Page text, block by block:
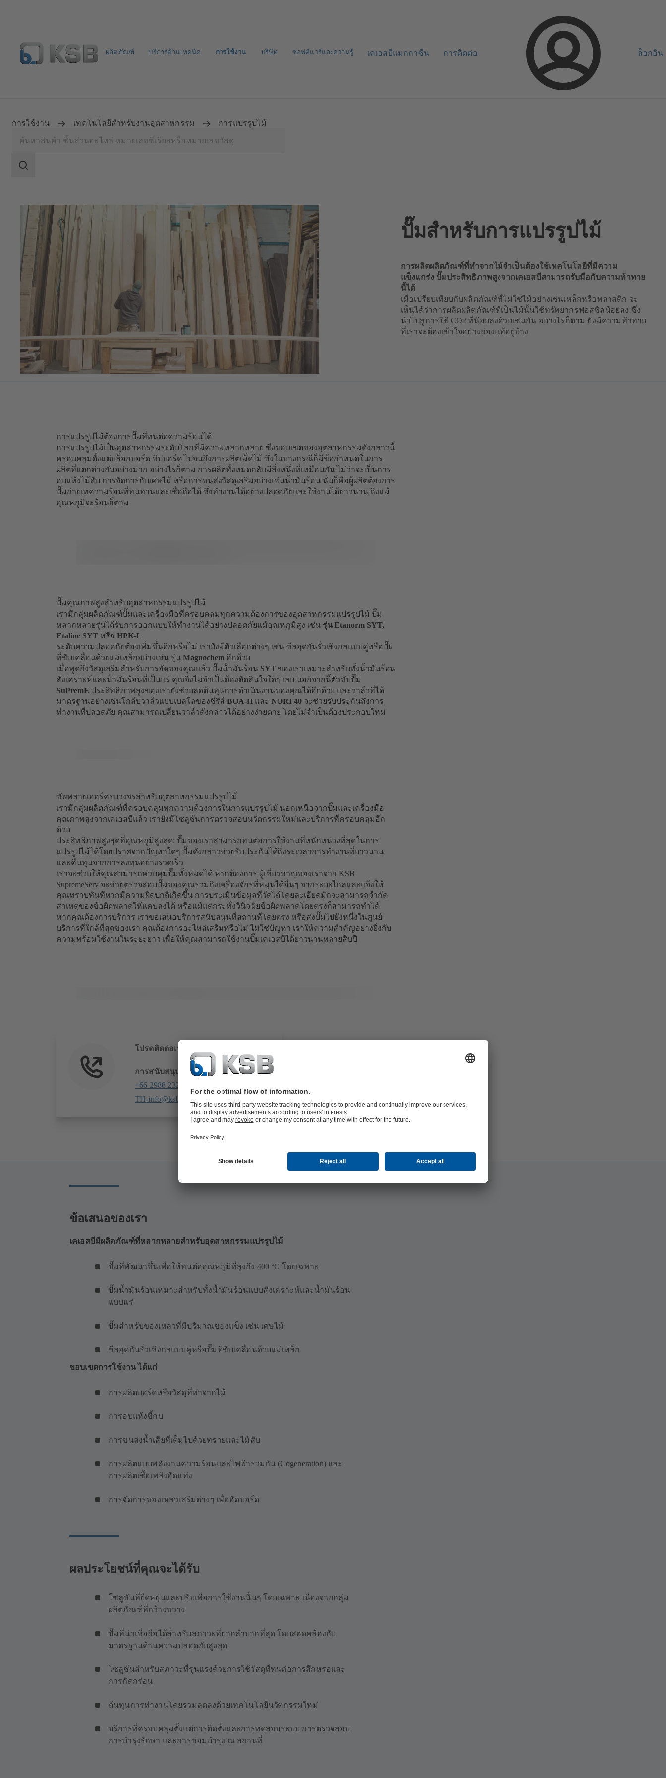
ผลิตภัณฑ์ บริการด้านเทคนิค การใช้งาน บริษัท ซอฟต์แวร์และความรู้ เคเอสบีแมกกาซีน การติดต่อ ล็อกอิน
การใช้งาน เทคโนโลยีสำหรับงานอุตสาหกรรม การแปรรูปไม้
การ
ขอบเขต
ปั๊มสำหรับการแปรรูปไม้
การผลิตผลิตภัณฑ์ที่ทำจากไม้จำเป็นต้องใช้เทคโนโลยีที่มีความ
แข็งแกร่ง ปั๊มประสิทธิภาพสูงจากเคเอสบีสามารถรับมือกับความท้าทาย
นี้ได้
เมื่อเปรียบเทียบกับผลิตภัณฑ์ที่ไม่ใช่ไม้อย่างเช่นเหล็กหรือพลาสติก จะ
เห็นได้ว่าการผลิตผลิตภัณฑ์ที่เป็นไม้นั้นใช้ทรัพยากรฟอสซิลน้อยลง ซึ่ง
นำไปสู่การใช้ CO2 ที่น้อยลงด้วยเช่นกัน อย่างไรก็ตาม ยังมีความท้าทาย
ที่เราจะต้องเข้าใจอย่างถ่องแท้อยู่บ้าง
การแปรรูปไม้ต้องการปั๊มที่ทนต่อความร้อนได้
การแปรรูปไม้เป็นอุตสาหกรรมระดับโลกที่มีความหลากหลาย ซึ่งขอบเขตของอุตสาหกรรมดังกล่าวนี้
ครอบคลุมตั้งแต่บล็อกบอร์ด ชิปบอร์ด ไปจนถึงการผลิตเม็ดไม้ ซึ่งในบางกรณีก็มีข้อกำหนดในการ
ผลิตที่แตกต่างกันอย่างมาก อย่างไรก็ตาม การผลิตทั้งหมดกลับมีสิ่งหนึ่งที่เหมือนกัน ไม่ว่าจะเป็นการ
อบแห้งไม้สับ การจัดการกับเศษไม้ หรือการขนส่งวัสดุเสริมอย่างเช่นน้ำมันร้อน นั่นก็คือผู้ผลิตต้องการ
ปั๊มถ่ายเทความร้อนที่ทนทานและเชื่อถือได้ ซึ่งทำงานได้อย่างปลอดภัยและใช้งานได้ยาวนาน ถึงแม้
อุณหภูมิจะร้อนก็ตาม
ปั๊มคุณภาพสูงสำหรับอุตสาหกรรมแปรรูปไม้
เรามีกลุ่มผลิตภัณฑ์ปั๊มและเครื่องมือที่ครอบคลุมทุกความต้องการของอุตสาหกรรมแปรรูปไม้ ปั๊ม
หลากหลายรุ่นได้รับการออกแบบให้ทำงานได้อย่างปลอดภัยแม้อุณหภูมิสูง เช่น รุ่น Etanorm SYT,
Etaline SYT หรือ HPK-L
ระดับความปลอดภัยต้องเพิ่มขึ้นอีกหรือไม่ เรายังมีตัวเลือกต่างๆ เช่น ซีลอุดกันรั่วเชิงกลแบบคู่หรือปั๊ม
ที่ขับเคลื่อนด้วยแม่เหล็กอย่างเช่น รุ่น Magnochem อีกด้วย
เมื่อพูดถึงวัสดุเสริมสำหรับการอัดของคุณแล้ว ปั๊มน้ำมันร้อน SYT ของเราเหมาะสำหรับทั้งน้ำมันร้อน
สังเคราะห์และน้ำมันร้อนที่เป็นแร่ คุณจึงไม่จำเป็นต้องตัดสินใจใดๆ เลย นอกจากนี้ตัวขับปั๊ม
SuPremE ประสิทธิภาพสูงของเรายังช่วยลดต้นทุนการดำเนินงานของคุณได้อีกด้วย และวาล์วที่ได้
มาตรฐานอย่างเช่นโกล์บวาล์วแบบเบลโลของซีรีส์ BOA-H และ NORI 40 จะช่วยรับประกันถึงการ
ทำงานที่ปลอดภัย คุณสามารถเปลี่ยนวาล์วดังกล่าวได้อย่างง่ายดาย โดยไม่จำเป็นต้องประกอบใหม่
ซัพพลายเออร์ครบวงจรสำหรับอุตสาหกรรมแปรรูปไม้
เรามีกลุ่มผลิตภัณฑ์ที่ครอบคลุมทุกความต้องการในการแปรรูปไม้ นอกเหนือจากปั๊มและเครื่องมือ
คุณภาพสูงจากเคเอสบีแล้ว เรายังมีโซลูชันการตรวจสอบนวัตกรรมใหม่และบริการที่ครอบคลุมอีก
ด้วย
ประสิทธิภาพสูงสุดที่อุณหภูมิสูงสุด: ปั๊มของเราสามารถทนต่อการใช้งานที่หนักหน่วงที่สุดในการ
แปรรูปไม้ได้โดยปราศจากปัญหาใดๆ ปั๊มดังกล่าวช่วยรับประกันได้ถึงระเวลาการทำงานที่ยาวนาน
และคืนทุนจากการลงทุนอย่างรวดเร็ว
เราจะช่วยให้คุณสามารถควบคุมปั๊มทั้งหมดได้ หากต้องการ ผู้เชี่ยวชาญของเราจาก KSB
SupremeServ จะช่วยตรวจสอบปั๊มของคุณรวมถึงเครื่องจักรที่หมุนได้อื่นๆ จากระยะไกลและแจ้งให้
คุณทราบทันทีหากมีความผิดปกติเกิดขึ้น การประเมินข้อมูลที่วัดได้โดยละเอียดมักจะสามารถจำกัด
สาเหตุของข้อผิดพลาดให้แคบลงได้ หรือแม้แต่กระทั่งวินิจฉัยข้อผิดพลาดโดยตรงก็สามารถทำได้
หากคุณต้องการบริการ เราขอเสนอบริการสนับสนุนที่สถานที่โดยตรง หรือส่งปั๊มไปยังหนึ่งในศูนย์
บริการที่ใกล้ที่สุดของเรา คุณต้องการอะไหล่เสริมหรือไม่ ไม่ใช่ปัญหา เราให้ความสำคัญอย่างยิ่งกับ
ความพร้อมใช้งานในระยะยาว เพื่อให้คุณสามารถใช้งานปั๊มเคเอสบีได้ยาวนานหลายสิบปี
โปรดติดต่อเรา
การสนับสนุนทางเทคนิค
+66 2988 2324
TH-info@ksb.com
ข้อเสนอของเรา
เคเอสบีมีผลิตภัณฑ์ที่หลากหลายสำหรับอุตสาหกรรมแปรรูปไม้
ปั๊มที่พัฒนาขึ้นเพื่อให้ทนต่ออุณหภูมิที่สูงถึง 400 °C โดยเฉพาะ
ปั๊มน้ำมันร้อนเหมาะสำหรับทั้งน้ำมันร้อนแบบสังเคราะห์และน้ำมันร้อน
แบบแร่
ปั๊มสำหรับของเหลวที่มีปริมาณของแข็ง เช่น เศษไม้
ซีลอุดกันรั่วเชิงกลแบบคู่หรือปั๊มที่ขับเคลื่อนด้วยแม่เหล็ก
ขอบเขตการใช้งาน ได้แก่
การผลิตบอร์ดหรือวัสดุที่ทำจากไม้
การอบแห้งขี้กบ
การขนส่งน้ำเสียที่เต็มไปด้วยทรายและไม้สับ
การผลิตแบบพลังงานความร้อนและไฟฟ้ารวมกัน (Cogeneration) และ
การผลิตเชื้อเพลิงอัดแท่ง
การจัดการของเหลวเสริมต่างๆ เพื่ออัดบอร์ด
ผลประโยชน์ที่คุณจะได้รับ
โซลูชันที่ยืดหยุ่นและปรับเพื่อการใช้งานนั้นๆ โดยเฉพาะ เนื่องจากกลุ่ม
ผลิตภัณฑ์ที่กว้างขวาง
ปั๊มที่น่าเชื่อถือได้สำหรับสภาวะที่ยากลำบากที่สุด โดยสอดคล้องกับ
มาตรฐานด้านความปลอดภัยสูงสุด
โซลูชันสำหรับสภาวะที่รุนแรงด้วยการใช้วัสดุที่ทนต่อการสึกหรอและ
การกัดกร่อน
ต้นทุนการทำงานโดยรวมลดลงด้วยเทคโนโลยีนวัตกรรมใหม่
บริการที่ครอบคลุมตั้งแต่การติดตั้งและการทดสอบระบบ การตรวจสอบ
การบำรุงรักษา และการซ่อมบำรุง ณ สถานที่